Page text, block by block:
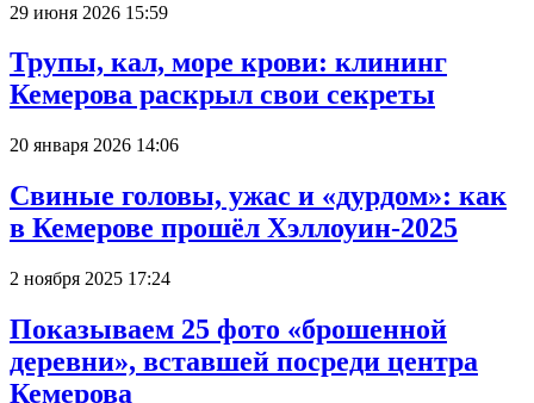
29 июня 2026 15:59
Трупы, кал, море крови: клининг
Кемерова раскрыл свои секреты
20 января 2026 14:06
Свиные головы, ужас и «дурдом»: как
в Кемерове прошёл Хэллоуин-2025
2 ноября 2025 17:24
Показываем 25 фото «брошенной
деревни», вставшей посреди центра
Кемерова